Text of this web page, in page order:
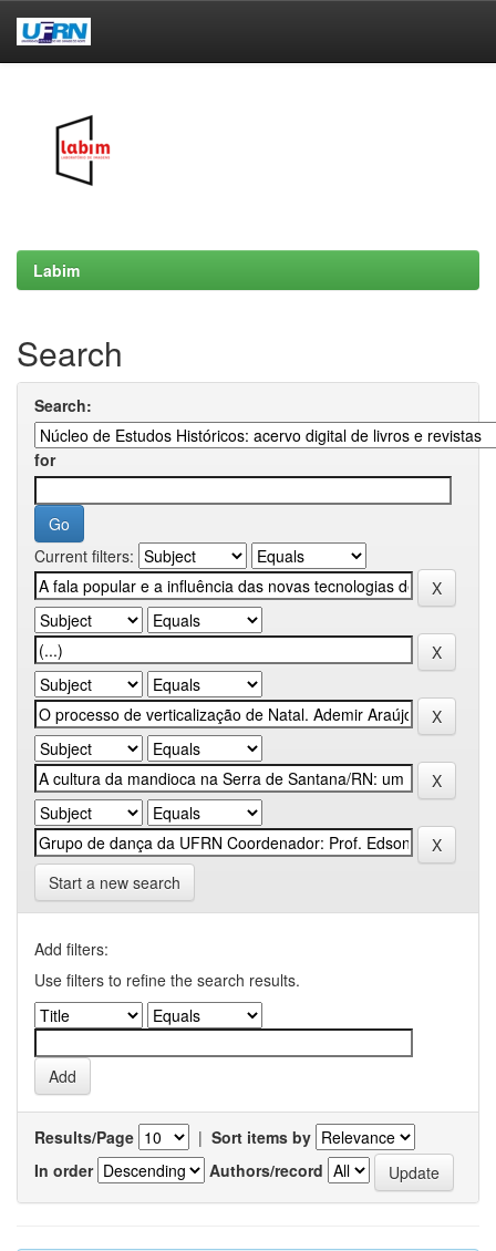
Labim
Search
Search:
for
Current filters:
Start a new search
Add filters:
Use filters to refine the search results.
Results/Page | Sort items by
In order
Authors/record